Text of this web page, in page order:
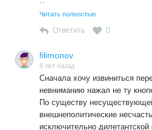
Чем бы эти граждане не
должны понимать главное.
В СВОИХ ЛИЧНЫХ
Под Путиным задымило после
реформы, а он мечтает
богом в должности
ступенььки всё ближе к
президента.
Читать полностью
Ответить 0
filimonov
8 лет назад
Сначала хочу извиниться
невниманию нажал не ту
По существу
внешнеполитические
исключительно